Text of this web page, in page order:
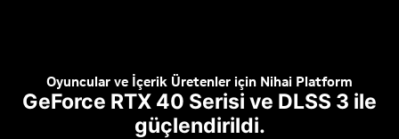
Oyuncular ve İçerik Üretenler için Nihai Platform
GeForce RTX 40 Serisi ve DLSS 3 ile
güçlendirildi.